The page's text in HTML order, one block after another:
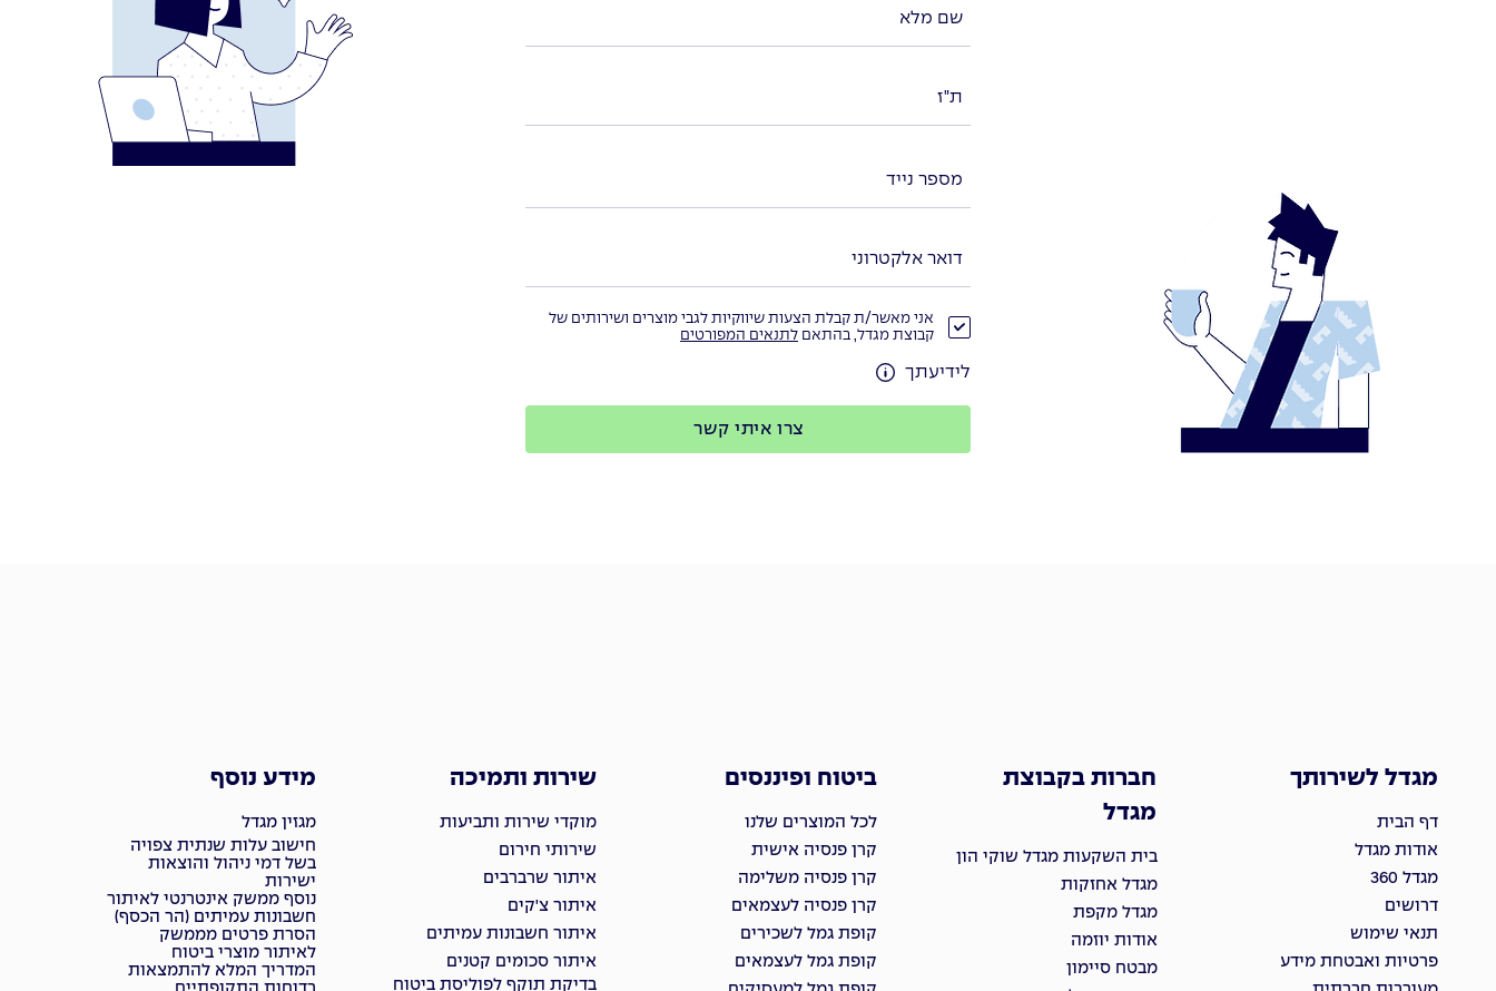
אני מאשר/ת קבלת הצעות שיווקיות לגבי מוצרים ושירותים של
קבוצת מגדל, בהתאםלתנאים המפורטים
לידיעתך
צרו איתי קשר
מגדל לשירותך
דף הבית
אודות מגדל
מגדל 360
דרושים
תנאי שימוש
פרטיות ואבטחת מידע
חברות בקבוצת
מגדל
בית השקעות מגדל שוקי הון
מגדל אחזקות
מגדל מקפת
אודות יוזמה
מבטח סיימון
ביטוח ופיננסים
לכל המוצרים שלנו
קרן פנסיה אישית
קרן פנסיה משלימה
קרן פנסיה לעצמאים
קופת גמל לשכירים
קופת גמל לעצמאים
שירות ותמיכה
מוקדי שירות ותביעות
שירותי חירום
איתור שרברבים
איתור צ'קים
איתור חשבונות עמיתים
איתור סכומים קטנים
בדיקת תוקף לפוליסת ביטוח
מידע נוסף
מגזין מגדל
חישוב עלות שנתית צפויה
בשל דמי ניהול והוצאות
ישירות
נוסף ממשק אינטרנטי לאיתור
חשבונות עמיתים (הר הכסף)
הסרת פרטים מממשק
לאיתור מוצרי ביטוח
המדריך המלא להתמצאות